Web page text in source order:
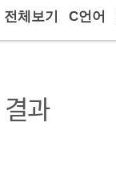
전체보기 C언어
과